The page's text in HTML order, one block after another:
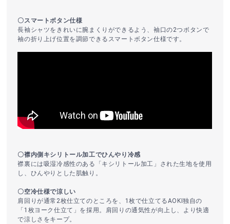
〇スマートボタン仕様
長袖シャツをきれいに腕まくりができるよう、袖口の2つボタンで
袖の折り上げ位置を調節できるスマートボタン仕様です。
〇襟内側キシリトール加工でひんやり冷感
襟裏には吸湿冷感性のある「キシリトール加工」された生地を使用
し、ひんやりとした肌触り。
〇空冷仕様で涼しい
肩回りが通常2枚仕立てのところを、1枚で仕立てるAOKI独自の
「1枚ヨーク仕立て」を採用。肩回りの通気性が向上し、より快適
で涼しさをキープ。